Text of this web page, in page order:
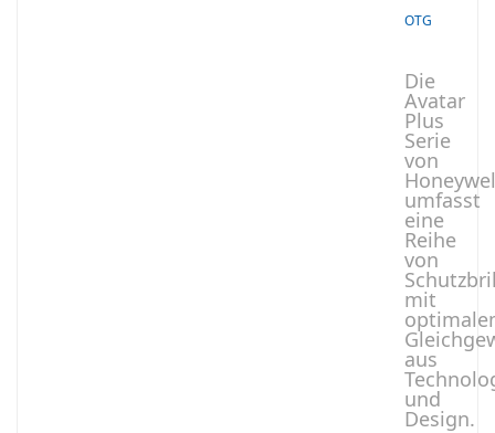
OTG
Die
Avatar
Plus
Serie
von
umfasst
eine
Reihe
von
mit
aus
und
Design.